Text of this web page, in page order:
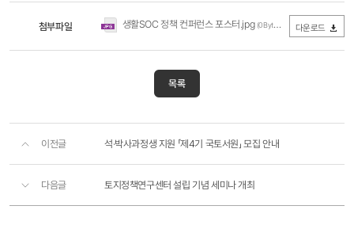
첨부파일 생활SOC 정책 컨퍼런스 포스터.jpg (0Byte / 다운로드 450회) 다운로드
목록
이전글 석·박사과정생 지원 「제4기 국토서원」 모집 안내
다음글 토지정책연구센터 설립 기념 세미나 개최